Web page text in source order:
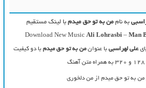
به ناممن به تو حق میدمبا لینک مستقیم
Download New Music Ali Lohrasbi – Man
علی لهراسبی با عنوانمن به تو حق میدم با دو کیفیت